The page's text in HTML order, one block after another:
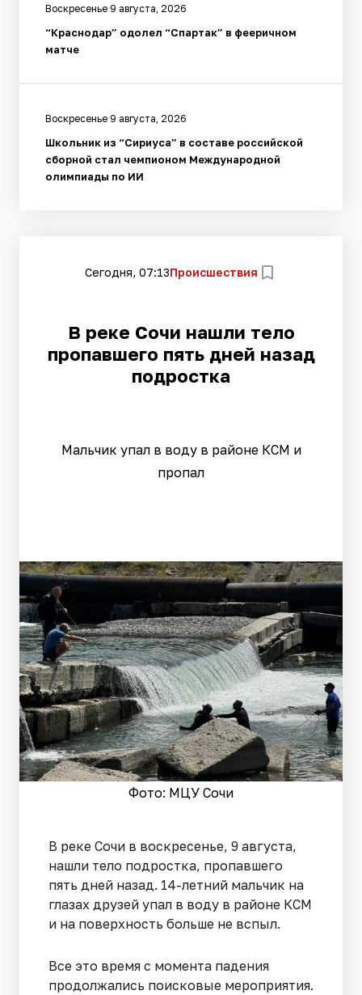
Воскресенье 9 августа, 2026
“Краснодар” одолел “Спартак” в фееричном
матче
Воскресенье 9 августа, 2026
Школьник из “Сириуса” в составе российской
сборной стал чемпионом Международной
олимпиады по ИИ
Сегодня, 07:13Происшествия
В реке Сочи нашли тело
пропавшего пять дней назад
подростка
Мальчик упал в воду в районе КСМ и
пропал
Фото: МЦУ Сочи
В реке Сочи в воскресенье, 9 августа,
нашли тело подростка, пропавшего
пять дней назад. 14-летний мальчик на
глазах друзей упал в воду в районе КСМ
и на поверхность больше не вспыл.
Все это время с момента падения
продолжались поисковые мероприятия.